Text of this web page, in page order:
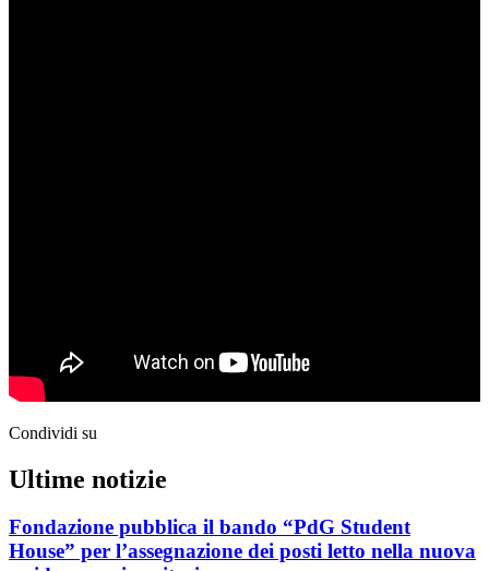
Condividi su
Ultime notizie
Fondazione pubblica il bando “PdG Student
House” per l’assegnazione dei posti letto nella nuova